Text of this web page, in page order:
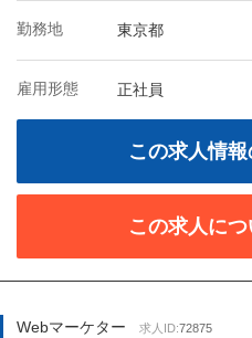
勤務地 東京都
雇用形態 正社員
この求人情
この求人に
Webマーケター 求人ID:72875